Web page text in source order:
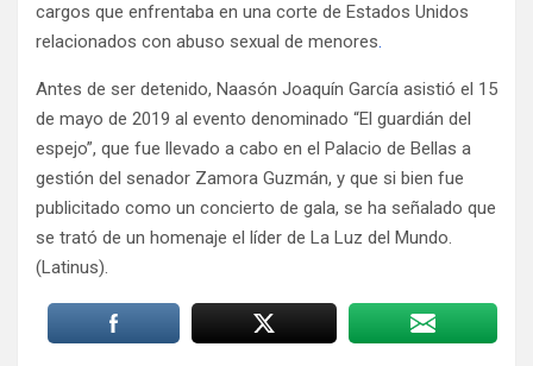
cargos que enfrentaba en una corte de Estados Unidos
relacionados con abuso sexual de menores.
Antes de ser detenido, Naasón Joaquín García asistió el 15
de mayo de 2019 al evento denominado “El guardián del
espejo”, que fue llevado a cabo en el Palacio de Bellas a
gestión del senador Zamora Guzmán, y que si bien fue
publicitado como un concierto de gala, se ha señalado que
se trató de un homenaje el líder de La Luz del Mundo.
(Latinus).